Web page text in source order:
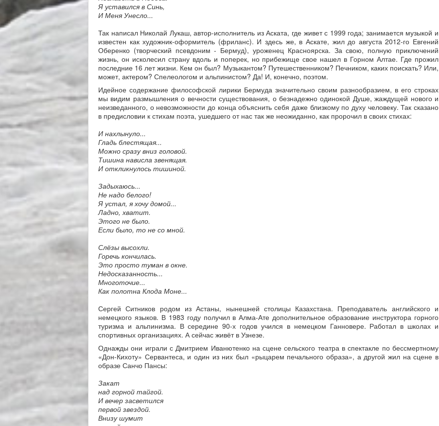
Я уставился в Синь,
И Меня Унесло...
Так написал Николай Лукаш, автор-исполнитель из Аската, где живет с 1999 года; занимается музыкой и
известен как художник-оформитель (фриланс). И здесь же, в Аскате, жил до августа 2012-го Евгений
Оберенко (творческий псевдоним - Бермуд), уроженец Красноярска. За свою, полную приключений
жизнь, он исколесил страну вдоль и поперек, но прибежище свое нашел в Горном Алтае. Где прожил
последние 16 лет жизни. Кем он был? Музыкантом? Путешественником? Печником, каких поискать? Или,
может, актером? Спелеологом и альпинистом? Да! И, конечно, поэтом.
Идейное содержание философской лирики Бермуда значительно своим разнообразием, в его строках
мы видим размышления о вечности существования, о безнадежно одинокой Душе, жаждущей нового и
неизведанного, о невозможности до конца объяснить себя даже близкому по духу человеку. Так сказано
в предисловии к стихам поэта, ушедшего от нас так же неожиданно, как пророчил в своих стихах:
И нахлынуло...
Гладь блестящая...
Можно сразу вниз головой.
Тишина нависла звенящая.
И откликнулось тишиной.
Задыхаюсь...
Не надо белого!
Я устал, я хочу домой...
Ладно, хватит.
Этого не было.
Если было, то не со мной.
Слёзы высохли.
Горечь кончилась.
Это просто туман в окне.
Недосказанность...
Многоточие...
Как полотна Клода Моне...
Сергей Ситников родом из Астаны, нынешней столицы Казахстана. Преподаватель английского и
немецкого языков. В 1983 году получил в Алма-Ате дополнительное образование инструктора горного
туризма и альпинизма. В середине 90-х годов учился в немецком Ганновере. Работал в школах и
спортивных организациях. А сейчас живёт в Узнезе.
Однажды они играли с Дмитрием Иванютенко на сцене сельского театра в спектакле по бессмертному
«Дон-Кихоту» Сервантеса, и один из них был «рыцарем печального образа», а другой жил на сцене в
образе Санчо Пансы:
Закат
над горной тайгой.
И вечер засветился
первой звездой.
Внизу шумит